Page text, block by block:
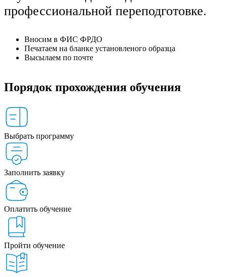
профессиональной переподготовке.
Вносим в ФИС ФРДО
Печатаем на бланке установленого образца
Высылаем по почте
Порядок прохождения обучения
Выбрать программу
Заполнить заявку
Оплатить обучение
Пройти обучение